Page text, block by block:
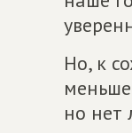
Но, к
но нет